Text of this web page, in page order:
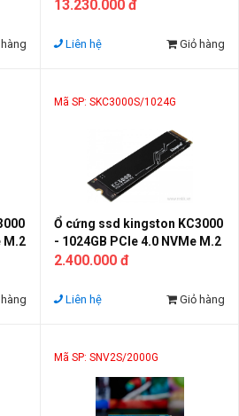
SSD
13.230.000 đ
Liên hệ Giỏ hàng
M.2
Mã SP: SKC3000S/1024G
Ổ cứng ssd kingston KC3000
- 1024GB PCIe 4.0 NVMe M.2
SSD
2.400.000 đ
Liên hệ Giỏ hàng
Mã SP: SNV2S/2000G